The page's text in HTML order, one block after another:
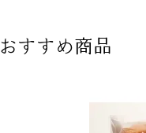
おすすめ商品